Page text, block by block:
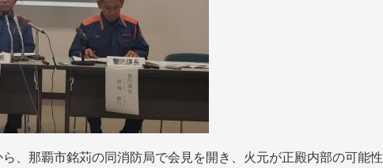
、那覇市銘苅の同消防局で会見を開き、火元が正殿内部の可能性